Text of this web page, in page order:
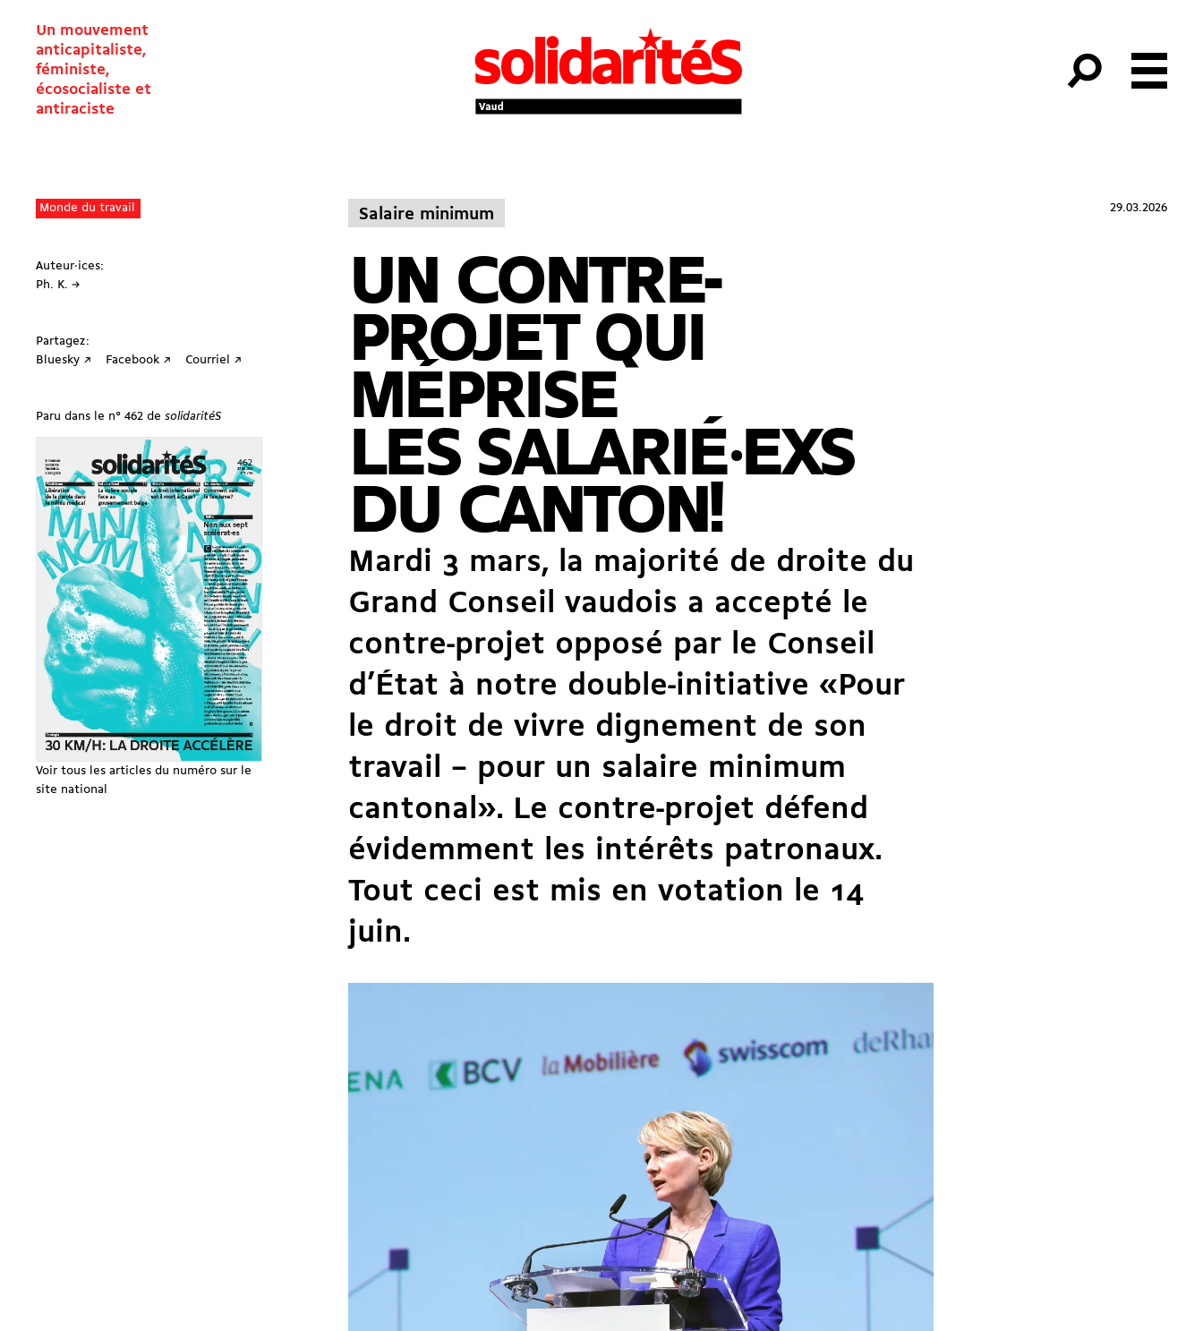
Un mouvement
anticapitaliste,
féministe,
écosocialiste et
antiraciste
Monde du travail
Auteur·ices:
Ph. K. →
Partagez:
Bluesky ↗
Facebook ↗ Courriel ↗
Paru dans le n° 462 de solidaritéS
Voir tous les articles du numéro sur le
site national
29.03.2026
Salaire minimum
UN CONTRE-
PROJET QUI
MÉPRISE
LES SALARIÉ·EXS
DU CANTON!
Mardi 3 mars, la majorité de droite du
Grand Conseil vaudois a accepté le
contre-projet opposé par le Conseil
d’État à notre double-initiative «Pour
le droit de vivre dignement de son
travail – pour un salaire minimum
cantonal». Le contre-projet défend
évidemment les intérêts patronaux.
Tout ceci est mis en votation le 14
juin.